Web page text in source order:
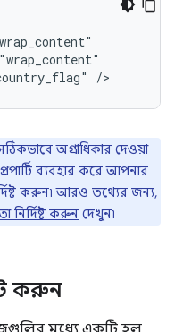
/>
অগ্রাধিকার দেওয়া
প্রপার্টি ব্যবহার করে আপনার
করুন৷ আরও তথ্যের জন্য,
নির্দিষ্ট করুন দেখুন৷
করুন